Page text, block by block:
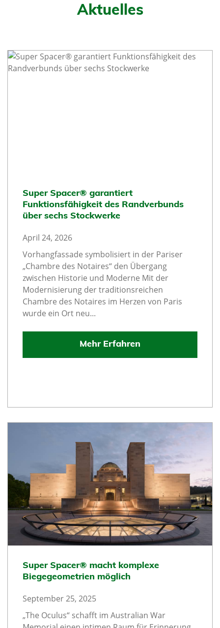
Aktuelles
Super Spacer® garantiert
Funktionsfähigkeit des Randverbunds
über sechs Stockwerke
April 24, 2026
Vorhangfassade symbolisiert in der Pariser
„Chambre des Notaires“ den Übergang
zwischen Historie und Moderne Mit der
Modernisierung der traditionsreichen
Chambre des Notaires im Herzen von Paris
wurde ein Ort neu...
Mehr Erfahren
Super Spacer® macht komplexe
Biegegeometrien möglich
September 25, 2025
„The Oculus“ schafft im Australian War